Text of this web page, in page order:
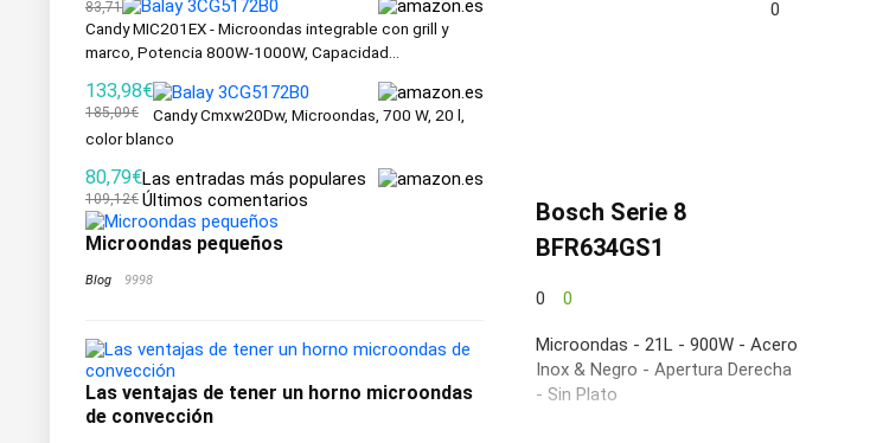
83,71
Candy MIC201EX - Microondas integrable con grill y
marco, Potencia 800W-1000W, Capacidad...
133,98€
185,09€
Candy Cmxw20Dw, Microondas, 700 W, 20 l,
color blanco
80,79€
109,12€
Las entradas más populares
Últimos comentarios
Microondas pequeños
Blog 9998
Las ventajas de tener un horno microondas
de convección
0
Bosch Serie 8
BFR634GS1
0 0
Microondas - 21L - 900W - Acero
Inox & Negro - Apertura Derecha
- Sin Plato